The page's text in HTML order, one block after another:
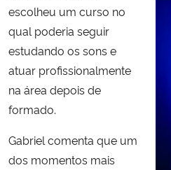
escolheu um curso no
qual poderia seguir
estudando os sons e
atuar profissionalmente
na área depois de
formado.
Gabriel comenta que um
dos momentos mais